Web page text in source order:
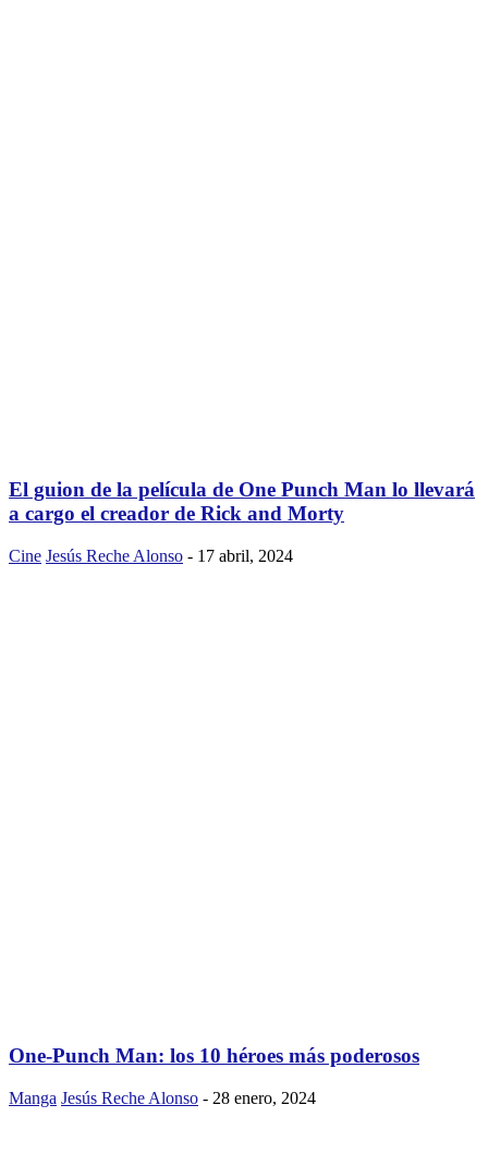
El guion de la película de One Punch Man lo llevará
a cargo el creador de Rick and Morty
Cine Jesús Reche Alonso - 17 abril, 2024
One-Punch Man: los 10 héroes más poderosos
Manga Jesús Reche Alonso - 28 enero, 2024